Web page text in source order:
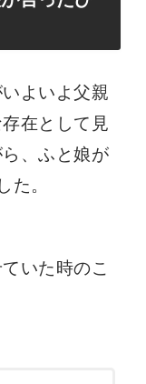
よいよ父親
在として見
、ふと娘が
た。
いた時のこ